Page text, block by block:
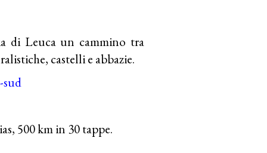
di Leuca un cammino tra
castelli e abbazie.
500 km in 30 tappe.